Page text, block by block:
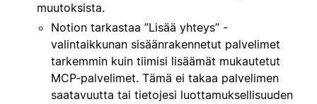
muutoksista.
Notion tarkastaa ”Lisää yhteys” -
valintaikkunan sisäänrakennetut palvelimet
tarkemmin kuin tiimisi lisäämät mukautetut
MCP-palvelimet. Tämä ei takaa palvelimen
saatavuutta tai tietojesi luottamuksellisuuden